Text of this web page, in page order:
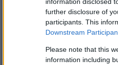
further disclosure of
participants. This
Downstream
Please note that this
information including